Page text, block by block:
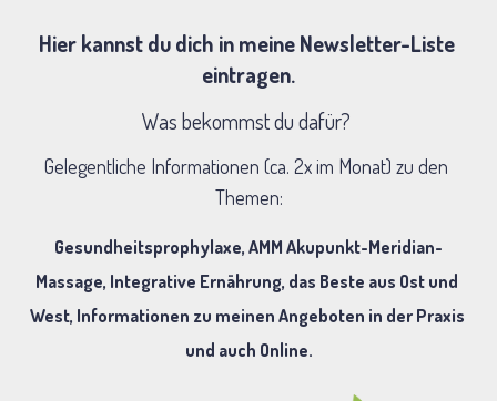
Hier kannst du dich in meine Newsletter-Liste
eintragen.
Was bekommst du dafür?
Gelegentliche Informationen (ca. 2x im Monat) zu den
Themen:
Gesundheitsprophylaxe, AMM Akupunkt-Meridian-
Massage, Integrative Ernährung, das Beste aus Ost und
West, Informationen zu meinen Angeboten in der Praxis
und auch Online.